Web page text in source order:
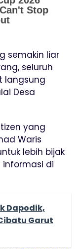
semakin liar
seluruh
langsung
Desa
yang
Waris
lebih bijak
di
Dapodik,
Garut